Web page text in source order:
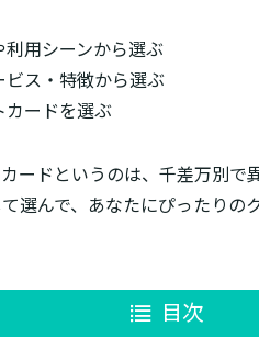
用シーンから選ぶ
ス・特徴から選ぶ
カードを選ぶ
ードというのは、千差万別
選んで、あなたにぴったりの
目次